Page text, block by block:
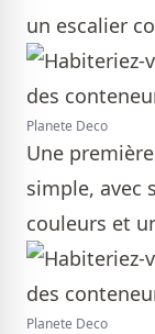
un escalier
Planete Deco
Une
simple, avec
couleurs et
Planete Deco